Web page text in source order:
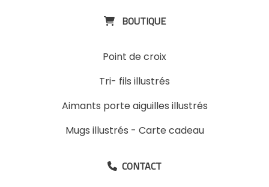
 BOUTIQUE
Point de croix
Tri- fils illustrés
Aimants porte aiguilles illustrés
Mugs illustrés - Carte cadeau
 CONTACT